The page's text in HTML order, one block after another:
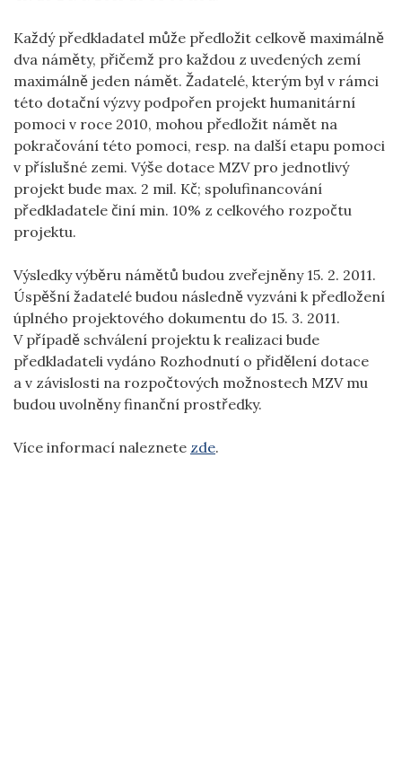
Každý předkladatel může předložit celkově maximálně
dva náměty, přičemž pro každou z uvedených zemí
maximálně jeden námět. Žadatelé, kterým byl v rámci
této dotační výzvy podpořen projekt humanitární
pomoci v roce 2010, mohou předložit námět na
pokračování této pomoci, resp. na další etapu pomoci
v příslušné zemi. Výše dotace MZV pro jednotlivý
projekt bude max. 2 mil. Kč; spolufinancování
předkladatele činí min. 10% z celkového rozpočtu
projektu.
Výsledky výběru námětů budou zveřejněny 15. 2. 2011.
Úspěšní žadatelé budou následně vyzváni k předložení
úplného projektového dokumentu do 15. 3. 2011.
V případě schválení projektu k realizaci bude
předkladateli vydáno Rozhodnutí o přidělení dotace
a v závislosti na rozpočtových možnostech MZV mu
budou uvolněny finanční prostředky.
Více informací naleznete zde.